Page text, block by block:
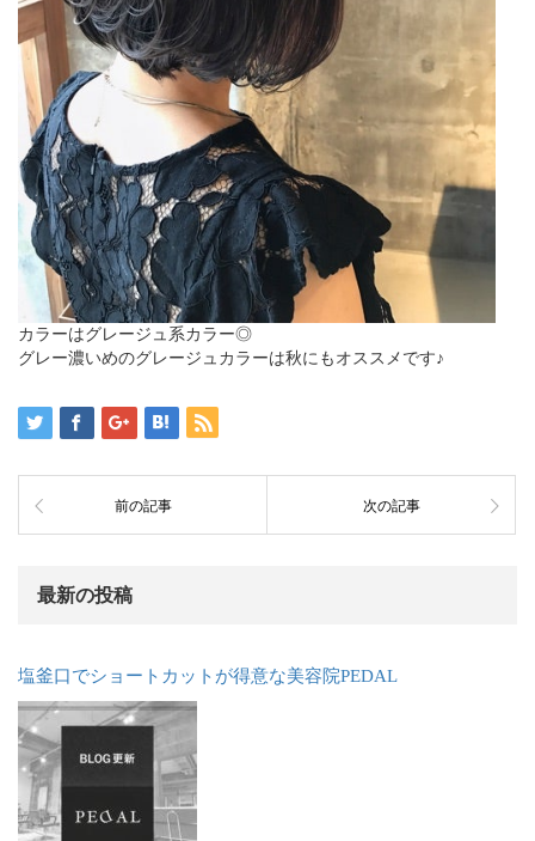
カラーはグレージュ系カラー◎
グレー濃いめのグレージュカラーは秋にもオススメです♪
前の記事 次の記事
最新の投稿
塩釜口でショートカットが得意な美容院PEDAL